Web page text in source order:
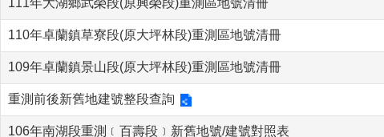
111年大湖鄉武榮段(原興榮段)重測區地號清冊
110年卓蘭鎮草寮段(原大坪林段)重測區地號清冊
109年卓蘭鎮景山段(原大坪林段)重測區地號清冊
重測前後新舊地建號整段查詢
106年南湖段重測﹝百壽段﹞新舊地號/建號對照表